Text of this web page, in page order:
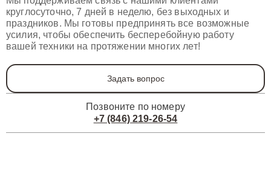
круглосуточно, 7 дней в неделю, без выходных и
праздников. Мы готовы предпринять все возможные
усилия, чтобы обеспечить бесперебойную работу
вашей техники на протяжении многих лет!
Задать вопрос
Позвоните по номеру
+7 (846) 219-26-54